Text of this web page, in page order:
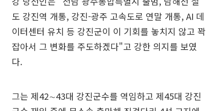
도 강진역 개통, 강진-광주 고속도로 연말 개통, AI 데
이터센터 유치 등 강진군이 이 기회를 놓치지 않고 꽉
잡아서 그 변화를 주도하겠다"고 강한 의지를 보였
다.
그는 제42∼43대 강진군수를 역임하고 제45대 강진